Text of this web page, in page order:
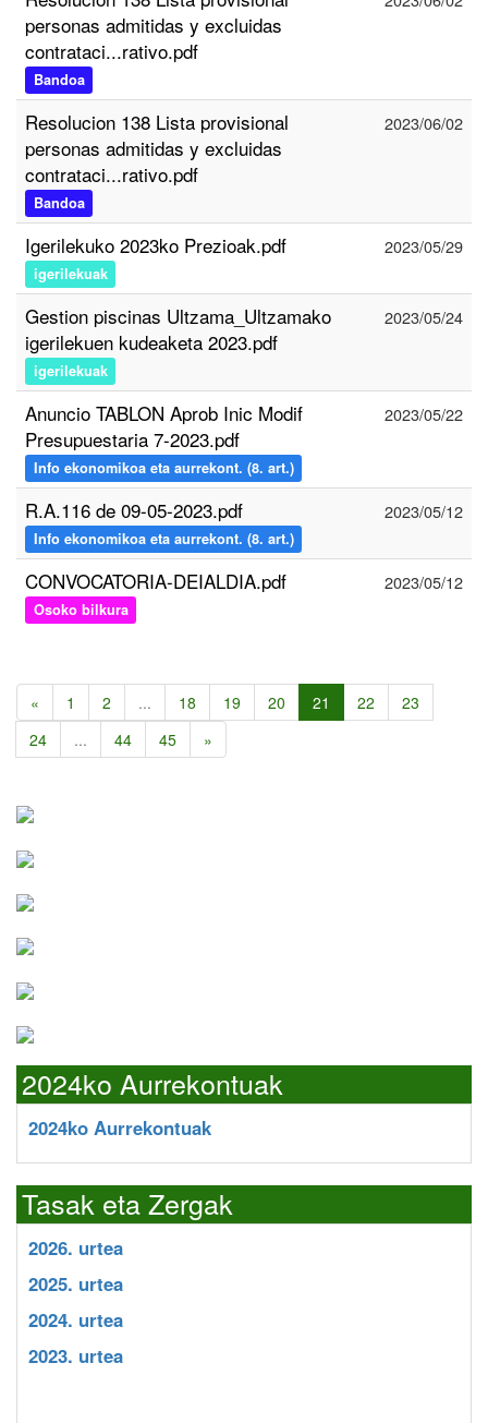
personas admitidas y excluidas
contrataci...rativo.pdf
Bandoa
Resolucion 138 Lista provisional
personas admitidas y excluidas
contrataci...rativo.pdf
Bandoa
2023/06/02
Igerilekuko 2023ko Prezioak.pdf
igerilekuak
2023/05/29
Gestion piscinas Ultzama_Ultzamako
igerilekuen kudeaketa 2023.pdf
igerilekuak
2023/05/24
Anuncio TABLON Aprob Inic Modif
Presupuestaria 7-2023.pdf
Info ekonomikoa eta aurrekont. (8. art.)
2023/05/22
R.A.116 de 09-05-2023.pdf
Info ekonomikoa eta aurrekont. (8. art.)
2023/05/12
CONVOCATORIA-DEIALDIA.pdf
Osoko bilkura
2023/05/12
« 1 2 ... 18 19 20 21 22
23
24
... 44 45 »
2024ko Aurrekontuak
2024ko Aurrekontuak
Tasak eta Zergak
2026. urtea
2025. urtea
2024. urtea
2023. urtea